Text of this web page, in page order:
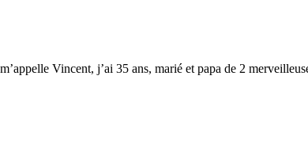
Vincent, j’ai 35 ans, marié et papa de 2